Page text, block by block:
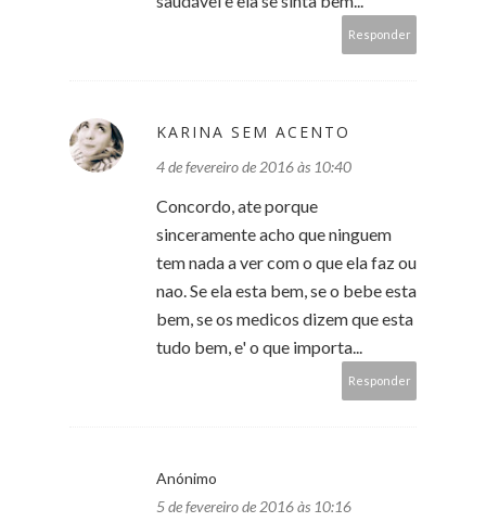
Responder
KARINA SEM ACENTO
4 de fevereiro de 2016 às 10:40
Concordo, ate porque
sinceramente acho que ninguem
tem nada a ver com o que ela faz ou
nao. Se ela esta bem, se o bebe esta
bem, se os medicos dizem que esta
tudo bem, e' o que importa...
Responder
Anónimo
5 de fevereiro de 2016 às 10:16